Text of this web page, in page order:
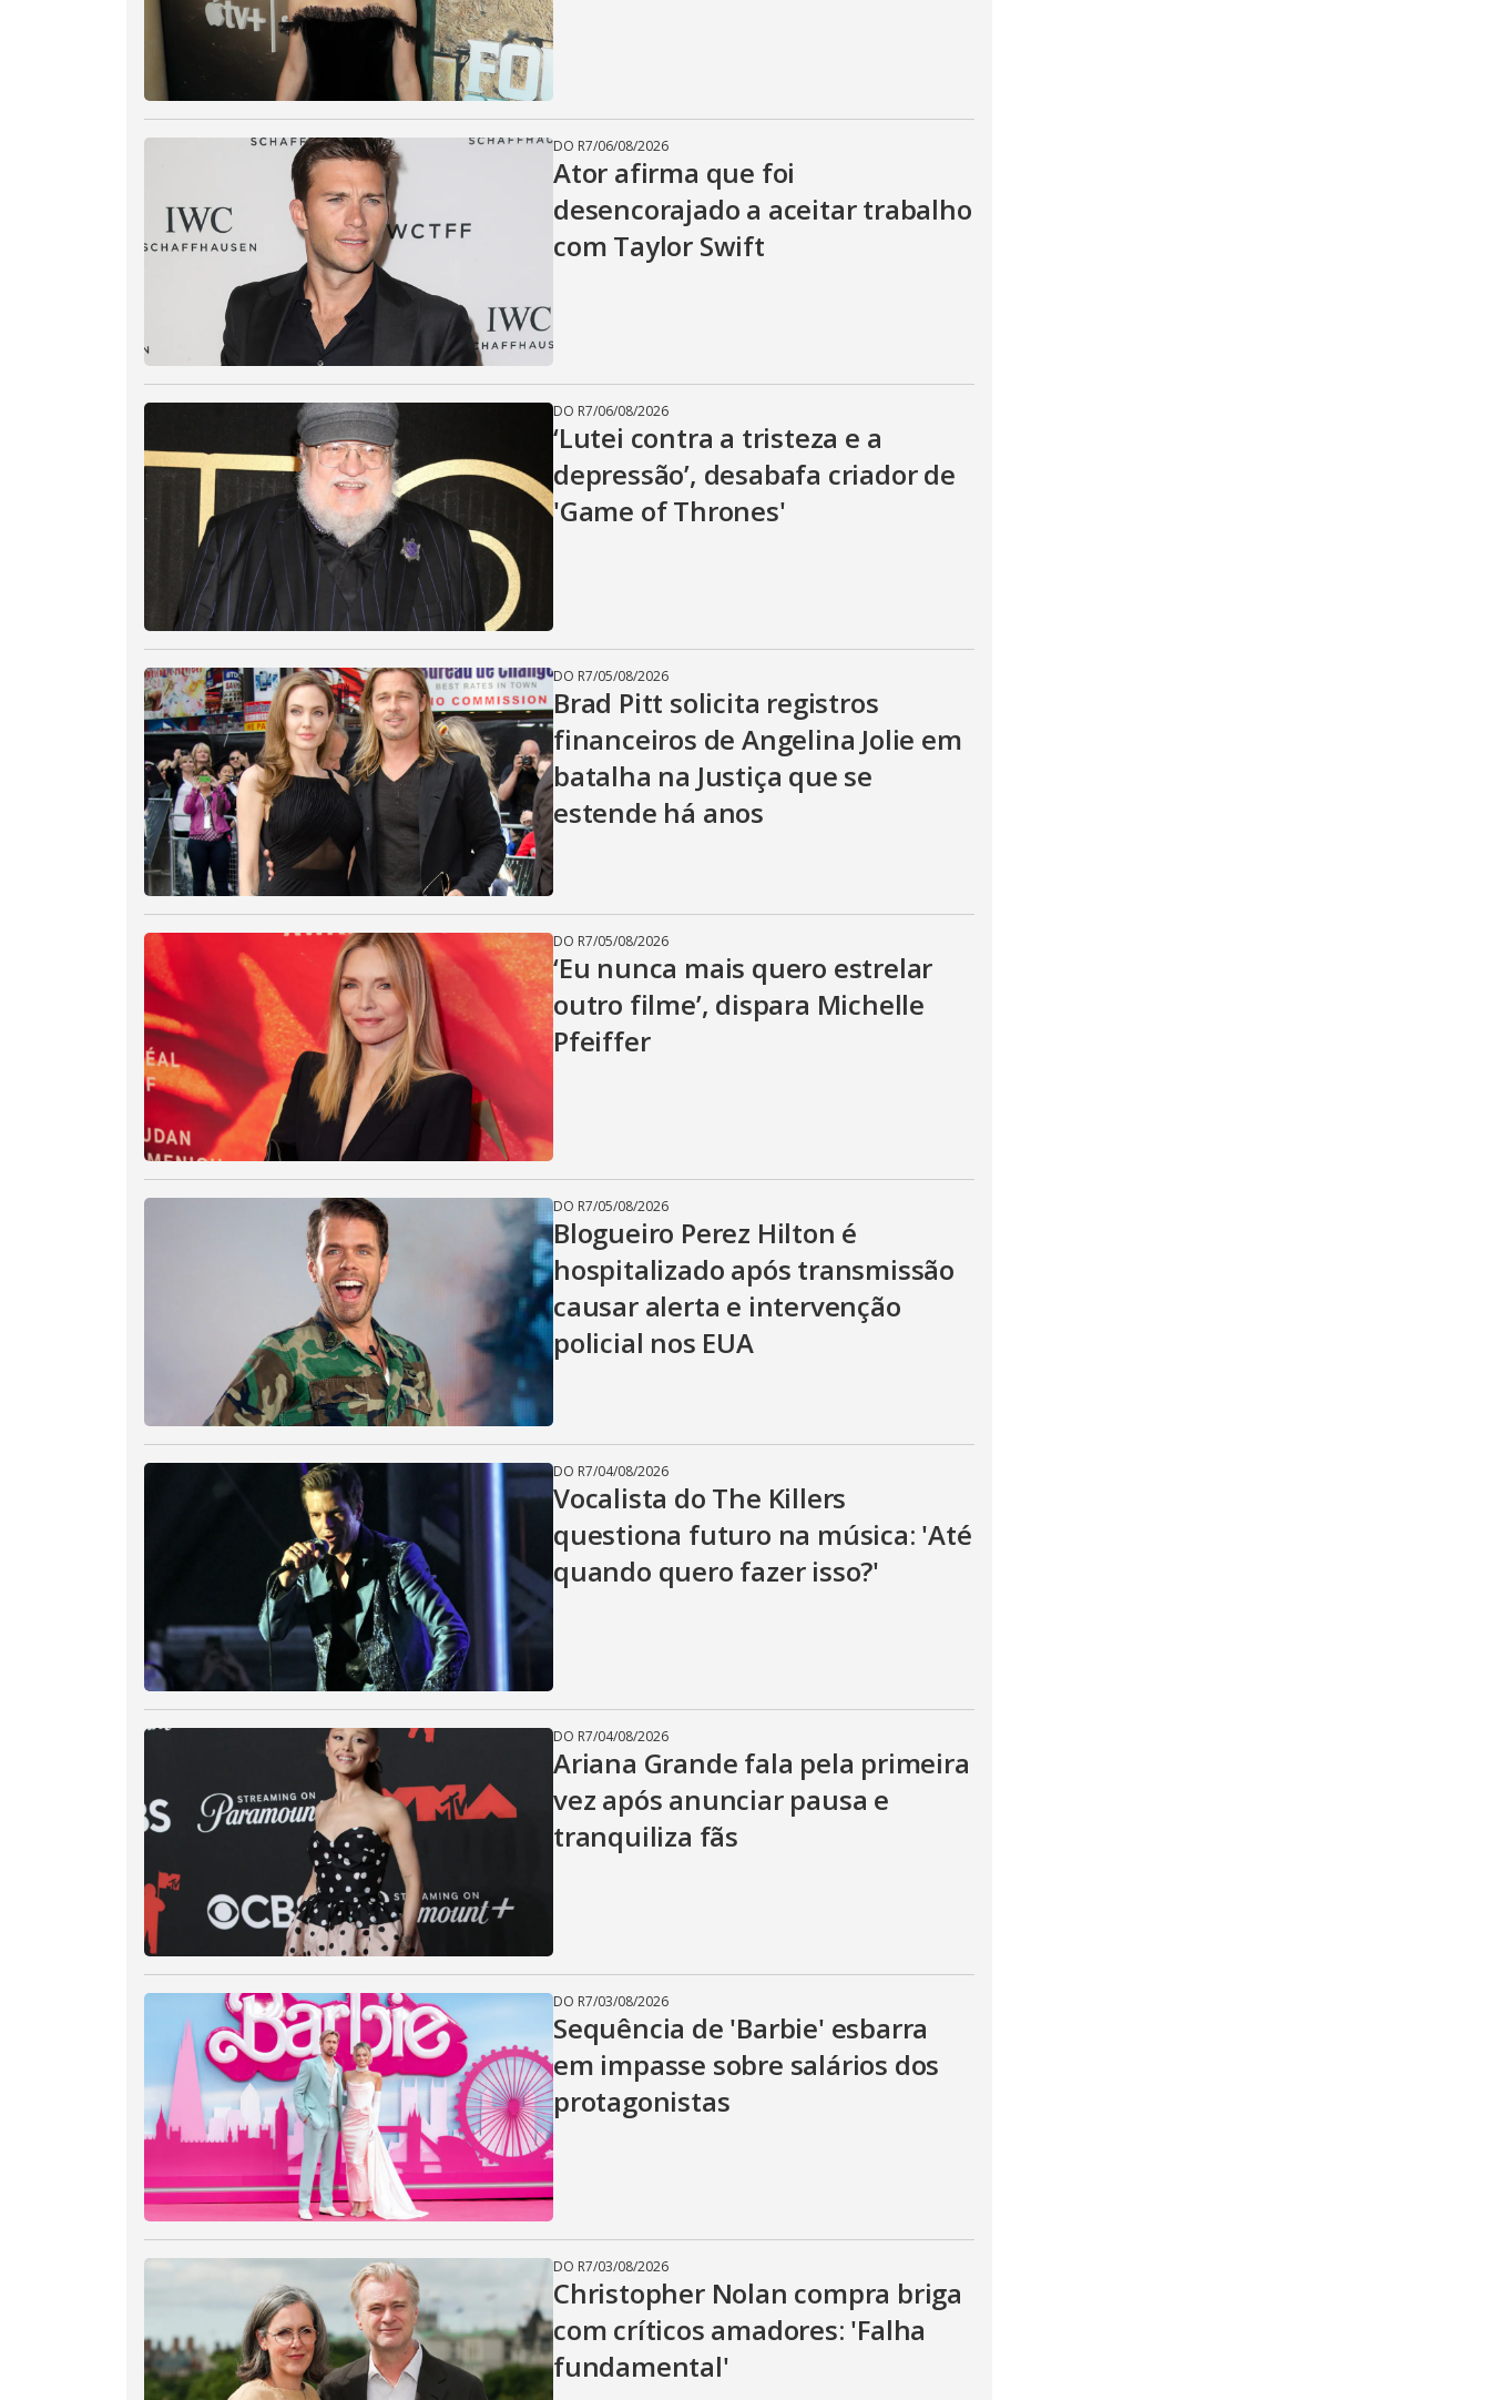
DO R7/06/08/2026
Ator afirma que foi
desencorajado a aceitar trabalho
com Taylor Swift
DO R7/06/08/2026
‘Lutei contra a tristeza e a
depressão’, desabafa criador de
'Game of Thrones'
DO R7/05/08/2026
Brad Pitt solicita registros
financeiros de Angelina Jolie em
batalha na Justiça que se
estende há anos
DO R7/05/08/2026
‘Eu nunca mais quero estrelar
outro filme’, dispara Michelle
Pfeiffer
DO R7/05/08/2026
Blogueiro Perez Hilton é
hospitalizado após transmissão
causar alerta e intervenção
policial nos EUA
DO R7/04/08/2026
Vocalista do The Killers
questiona futuro na música: 'Até
quando quero fazer isso?'
DO R7/04/08/2026
Ariana Grande fala pela primeira
vez após anunciar pausa e
tranquiliza fãs
DO R7/03/08/2026
Sequência de 'Barbie' esbarra
em impasse sobre salários dos
protagonistas
DO R7/03/08/2026
Christopher Nolan compra briga
com críticos amadores: 'Falha
fundamental'